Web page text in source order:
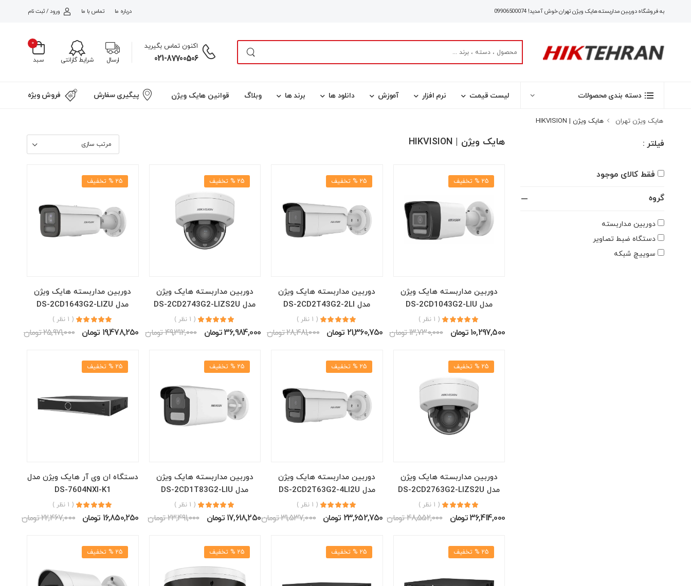
به فروشگاه دوربین مداربسته هایک ویژن تهران خوش آمدید! 09906500074 درباره ما تماس با ما ورود / ثبت نام
اکنون تماس بگیرید
021-87700506 ارسال شرایط گارانتی
0
سبد
دسته بندی محصولات لیست قیمت نرم افزار آموزش دانلود ها برند ها وبلاگ قوانین هایک ویژن پیگیری سفارش فروش ویژه
هایک ویژن تهران هایک ویژن | HIKVISION
فیلتر :
فقط کالای موجود
گروه
دوربین مداربسته
دستگاه ضبط تصاویر
سوییچ شبکه
هایک ویژن | HIKVISION
25 % تخفیف
دوربین مداربسته هایک ویژن
مدل DS-2CD1043G2-LIU
( 1 نظر )
10,297,500 تومان 13,730,000 تومان
25 % تخفیف
دوربین مداربسته هایک ویژن
مدل DS-2CD2T43G2-2LI
( 1 نظر )
21,360,750 تومان 28,481,000 تومان
25 % تخفیف
دوربین مداربسته هایک ویژن
مدل DS-2CD2743G2-LIZS2U
( 1 نظر )
36,984,000 تومان 49,312,000 تومان
25 % تخفیف
دوربین مداربسته هایک ویژن
مدل DS-2CD1643G2-LIZU
( 1 نظر )
19,478,250 تومان 25,971,000 تومان
25 % تخفیف
دوربین مداربسته هایک ویژن
مدل DS-2CD2763G2-LIZS2U
( 1 نظر )
36,414,000 تومان 48,552,000 تومان
25 % تخفیف
دوربین مداربسته هایک ویژن
مدل DS-2CD2T63G2-4LI2U
( 1 نظر )
23,652,750 تومان 31,537,000 تومان
25 % تخفیف
دوربین مداربسته هایک ویژن
مدل DS-2CD1T83G2-LIU
( 1 نظر )
17,618,250 تومان 23,491,000 تومان
25 % تخفیف
دستگاه ان وی آر هایک ویژن مدل
DS-7604NXI-K1
( 1 نظر )
16,850,250 تومان 22,467,000 تومان
25 % تخفیف 25 % تخفیف 25 % تخفیف 25 % تخفیف